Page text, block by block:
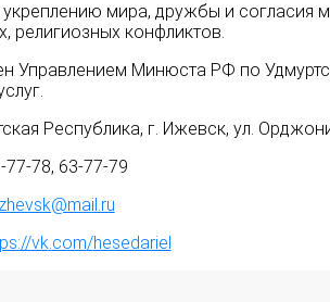
укреплению мира, дружбы и
религиозных конфликтов.
Управлением Минюста РФ по
Республика, г. Ижевск, ул.
77-78, 63-77-79
://vk.com/hesedariel